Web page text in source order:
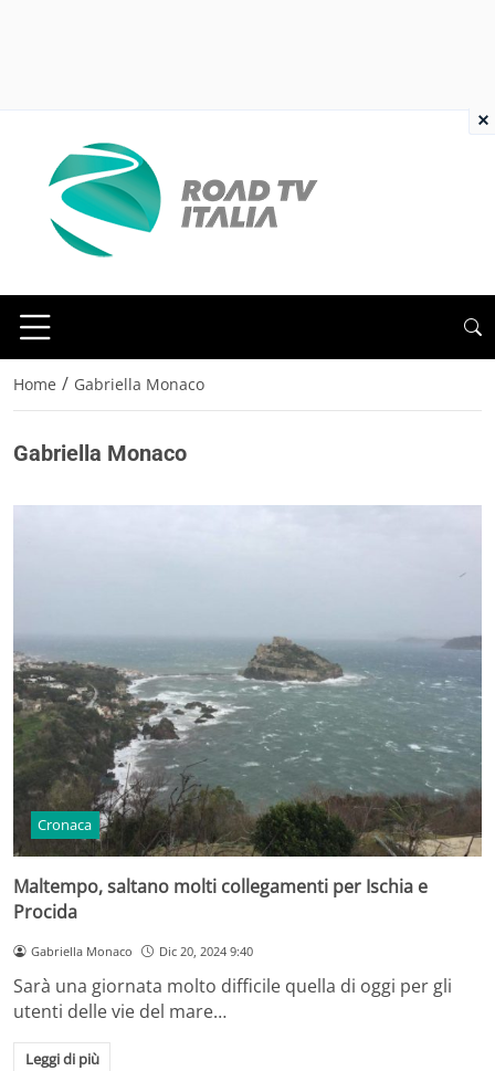
Home / Gabriella Monaco
Gabriella Monaco
Cronaca
Maltempo, saltano molti collegamenti per Ischia e
Procida
Gabriella Monaco Dic 20, 2024 9:40
Sarà una giornata molto difficile quella di oggi per gli
utenti delle vie del mare…
Leggi di più
×